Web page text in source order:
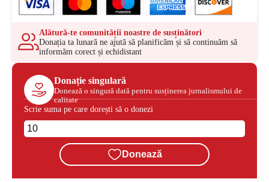
Alătură-te comunității noastre de susținători
Donația ta lunară ne ajută să planificăm și să continuăm să
informăm corect și echidistant
Donație singulară
Donează o singură dată pentru susținerea jurnalismului de
calitate
Scrie suma pe care dorești să o donezi
Donează